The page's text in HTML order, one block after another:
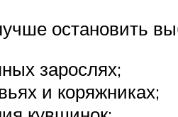
остановить
зарослях;
и коряжниках;